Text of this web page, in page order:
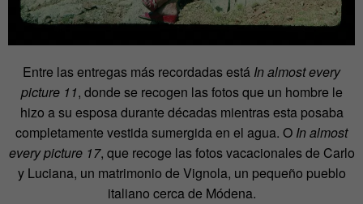
Entre las entregas más recordadas está In almost every
picture 11, donde se recogen las fotos que un hombre le
hizo a su esposa durante décadas mientras esta posaba
completamente vestida sumergida en el agua. O In almost
every picture 17, que recoge las fotos vacacionales de Carlo
y Luciana, un matrimonio de Vignola, un pequeño pueblo
italiano cerca de Módena.